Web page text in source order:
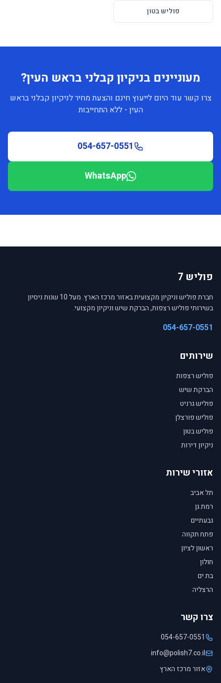
פוליש בטון
מעוניינים בניקיון קבלני בראש העין?
צרו קשר עוד היום לייעוץ חינם והצעת מחיר לניקיון קבלני בראש
העין - ללא התחייבות
054-657-0551
WhatsApp
פוליש 7
חברת פוליש וניקיון מקצועית באזור מרכז הארץ. מעל 10 שנות ניסיון
בשירותי פוליש רצפות, הברקת שיש וניקיון מקצועי.
054-657-0551
שירותים
פוליש רצפות
הברקת שיש
פוליש גרניט
פוליש פורצלן
פוליש בטון
ניקיון דירות
אזורי שירות
תל אביב
רמת גן
גבעתיים
פתח תקווה
ראשון לציון
חולון
בת ים
הרצליה
צרו קשר
054-657-0551
info@polish7.co.il
אזור מרכז הארץ